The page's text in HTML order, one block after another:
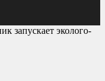
запускает эколого-